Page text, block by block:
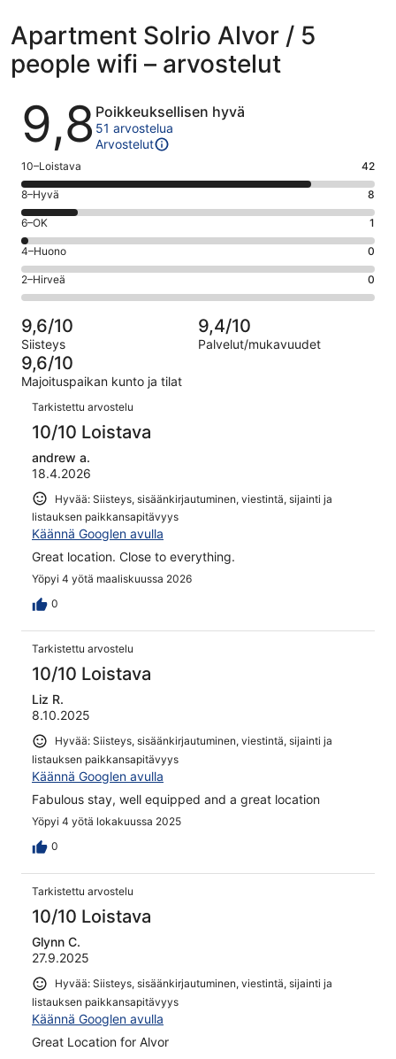
Apartment Solrio Alvor / 5
people wifi – arvostelut
Arvostelut
9,8 Poikkeuksellisen hyvä
51 arvostelua
Arvostelut
Arvosana
10
-
Loistava.
42
kautta
51
arvostelua
10–Loistava 42
Arvosana
8
-
Hyvä.
8
kautta
51
arvostelua
8–Hyvä 8
Arvosana
6
-
OK.
1
51
arvostelua
6–OK 1
Arvosana
4
-
Huono.
0
kautta
51
arvostelua
4–Huono 0
Arvosana
2
-
Hirveä.
0
kautta
51
arvostelua
2–Hirveä 0
9,6/10
Siisteys
9,4/10
Palvelut/mukavuudet
9,6/10
Majoituspaikan kunto ja tilat
Arvostelut
Tarkistettu arvostelu
10/10 Loistava
andrew a.
18.4.2026
Hyvää: Siisteys, sisäänkirjautuminen, viestintä, sijainti ja
listauksen paikkansapitävyys
Käännä Googlen avulla
Great location. Close to everything.
Yöpyi 4 yötä maaliskuussa 2026
0
Tarkistettu arvostelu
10/10 Loistava
Liz R.
8.10.2025
Hyvää: Siisteys, sisäänkirjautuminen, viestintä, sijainti ja
listauksen paikkansapitävyys
Käännä Googlen avulla
Fabulous stay, well equipped and a great location
Yöpyi 4 yötä lokakuussa 2025
0
Tarkistettu arvostelu
10/10 Loistava
Glynn C.
27.9.2025
Hyvää: Siisteys, sisäänkirjautuminen, viestintä, sijainti ja
listauksen paikkansapitävyys
Käännä Googlen avulla
Great Location for Alvor